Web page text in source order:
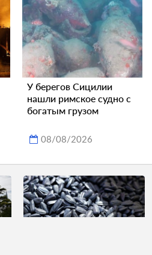
У берегов Сицилии
нашли римское судно с
богатым грузом
08/08/2026